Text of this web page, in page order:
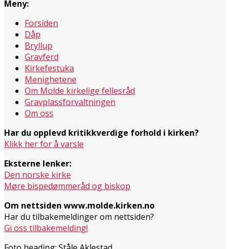
Meny:
Forsiden
Dåp
Bryllup
Gravferd
Kirkefestuka
Menighetene
Om Molde kirkelige fellesråd
Gravplassforvaltningen
Om oss
Har du opplevd kritikkverdige forhold i kirken?
Klikk her for å varsle
Eksterne lenker:
Den norske kirke
Møre bispedømmeråd og biskop
Om nettsiden www.molde.kirken.no
Har du tilbakemeldinger om nettsiden?
Gi oss tilbakemelding!